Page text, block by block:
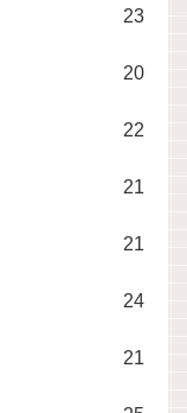
23
20
22
21
21
24
21